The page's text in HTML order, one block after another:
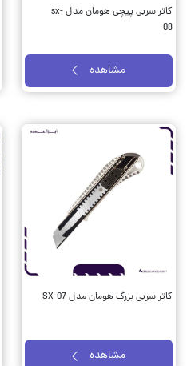
کاتر سربی پیچی هومان مدل sx-
08
مشاهده
کاتر سربی بزرگ هومان مدل SX-07
مشاهده